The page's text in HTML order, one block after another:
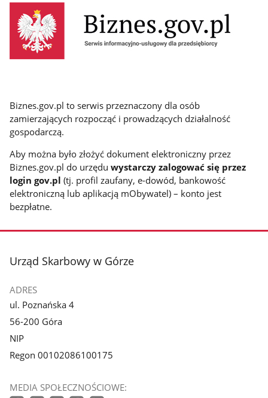
Biznes.gov.pl to serwis przeznaczony dla osób
zamierzających rozpocząć i prowadzących działalność
gospodarczą.
Aby można było złożyć dokument elektroniczny przez
Biznes.gov.pl do urzęduwystarczy zalogować się przez
login gov.pl(tj. profil zaufany, e-dowód, bankowość
elektroniczną lub aplikacją mObywatel) – konto jest
bezpłatne.
stopka
Urząd Skarbowy w Górze
ADRES
ul. Poznańska 4
56-200 Góra
NIP
Regon 00102086100175
MEDIA SPOŁECZNOŚCIOWE: